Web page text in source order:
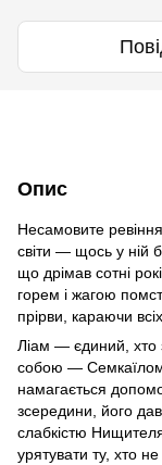
Опис
Несамовите
світи — щось у ній
що дрімав сотні
горем і жагою
прірви, караючи
Ліам — єдиний, хто
собою — Семкаїлом,
намагається
зсередини, його
слабкістю
урятувати ту, хто